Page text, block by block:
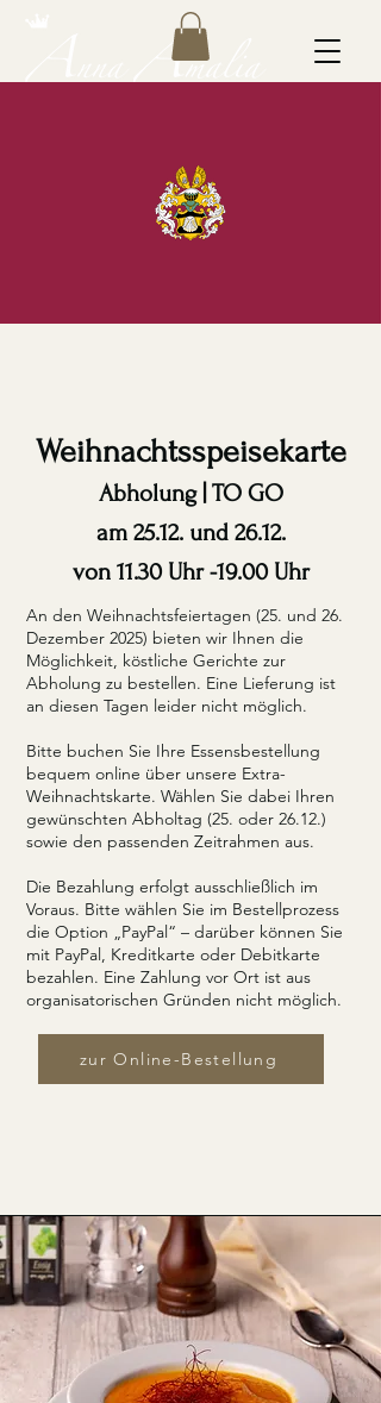
Weihnachtsspeisekarte
Abholung | TO GO
am 25.12. und 26.12.
von 11.30 Uhr -19.00 Uhr
An den Weihnachtsfeiertagen (25. und 26.
Dezember 2025) bieten wir Ihnen die
Möglichkeit, köstliche Gerichte zur
Abholung zu bestellen. Eine Lieferung ist
an diesen Tagen leider nicht möglich.
Bitte buchen Sie Ihre Essensbestellung
bequem online über unsere Extra-
Weihnachtskarte. Wählen Sie dabei Ihren
gewünschten Abholtag (25. oder 26.12.)
sowie den passenden Zeitrahmen aus.
Die Bezahlung erfolgt ausschließlich im
Voraus. Bitte wählen Sie im Bestellprozess
die Option „PayPal“ – darüber können Sie
mit PayPal, Kreditkarte oder Debitkarte
bezahlen. Eine Zahlung vor Ort ist aus
organisatorischen Gründen nicht möglich.
zur Online-Bestellung